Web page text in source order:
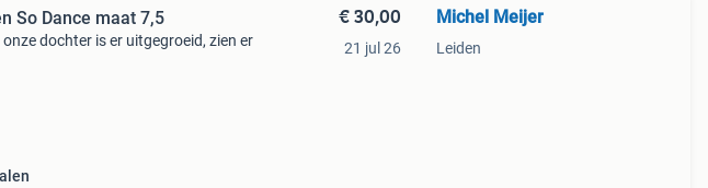
So Dance maat 7,5
dochter is er uitgegroeid, zien er
€ 30,00
21 jul 26
Michel Meijer
Leiden